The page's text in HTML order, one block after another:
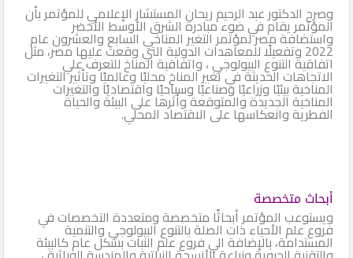
وصرح الدكتور عبد الرحيم ريحان المستشار الإعلامي للمؤتمر بأن
المؤتمر يقام في ضوء مبادرة الشرق الأوسط الأخضر
واستضافة مصر لمؤتمر التغير ‏المناخي السابع والعشرون عام
2022 وتفعيلًا للمعاهدات الدولية التي وقعت عليها مصر، مثل
اتفاقية التنوع البيولوجي ، واتفاقية المناخ للتعرف علي
الاتجاهات الحديثة في تغير المناخ محليًا وعالميًا وتأثير التغيرات
المناخية بيئيًا وزراعيًا وصناعيًا وسياحيًا واقتصاديًا والتغيرات
المناخية الجديدة والمتوقعة وأثرها على البيئة والحياة
الفطرية وانعكاسها على الاقتصاد المحلي. ‏
أبحاث متخصصة
ويستوعب المؤتمر أبحاثًا متخصصة ومتعددة التخصصات في
فروع ‏علم الأحياء ذات الصلة بالتنوع ‏البيولوجي والتنمية
المستدامة، بالإضافة الي فروع علم النبات ‏بشكل عام كالبيئة